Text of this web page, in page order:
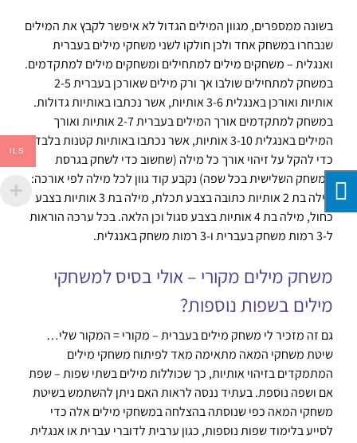
בשונה ממספרים, מגוון המילים הגדול לא איפשר לקבץ את המילים
שנבחרו במשחק אחד ולכן חולקו לשני משחקי מילים בעברית
ואנגלית – משחקים מילים למתחילים ומשחקים מילים למתקדמים.
במשחק למתחילים שולבו אך ורק מילים שאורכן בעברית 2-5
אותיות ואורכן באנגלית 3-6 אותיות, אשר נכתבו באותיות גדולות.
במשחק למתקדמים אורך המילים בעברית 2-7 אותיות ואורך
המילים באנגלית 3-10 אותיות, אשר נכתבו באותיות קטנות בלבד.
כדי להקל על זיהוי אורך כל מילה (שחשוב כדי לשחק בגרסת
המשחק השלישית בכל שפה) נקבע קוד גוון לכל מילה לפי אורכה:
מילה בת 2 אותיות כתובה בצבע תכלת, מילה בת 3 אותיות בצבע
כחול, מילה בת 4 אותיות בצבע סגול וכן הלאה. בכל ערכה הוראות
ל-3 רמות משחק בעברית ו-3 רמות משחק באנגלית.
משחק מילים מקורי – אולי בסיס למשחקי
מילים בשפות נוספות?
גם זה מזכיר לי משחק מילים בעברית – מקורי = המקור שלי…
שיטת משחקי המאה מתאימה מאד לפיתוח משחקי מילים
המתמקדים בזיהוי אותיות, כך שכוללות מילים בשתי שפות – שפת
אם ושפה נוספת. בעתיד ננסה לראות האם ניתן להשתמש בשיטת
משחקי המאה כפי שנוסתה בהצלחה במשחקי מילים אלה כדי
לסייע בלימוד שפות נוספות, כגון ערבית לדוברי עברית או אנגלית
ILS